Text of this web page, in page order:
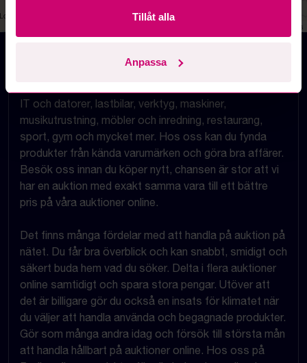
Tillåt alla
Anpassa
contributors
Här på Budi.se finns mängder av auktioner på nätet
IT och datorer, lastbilar, verktyg, maskiner,
musikutrustning, möbler och inredning, restaurang,
sport, gym och mycket mer. Hos oss kan du fynda
produkter från kända varumärken och göra bra affärer.
Besök oss innan du köper nytt, chansen är stor att vi
har en auktion med exakt samma vara till ett bättre
pris på våra auktioner online.
Det finns många fördelar med att handla på auktion på
nätet. Du får bra överblick och kan snabbt, smidigt och
säkert buda hem vad du söker. Delta i flera auktioner
online samtidigt och spara stora pengar. Utöver att
det är billigare gör du också en insats för klimatet när
du väljer att handla använda och begagnade produkter.
Gör som många andra idag och försök till största mån
att handla hållbart på auktioner online. Hos oss på